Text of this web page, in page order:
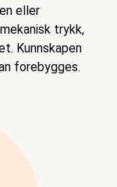
eller
trykk,
Kunnskapen
forebygges.